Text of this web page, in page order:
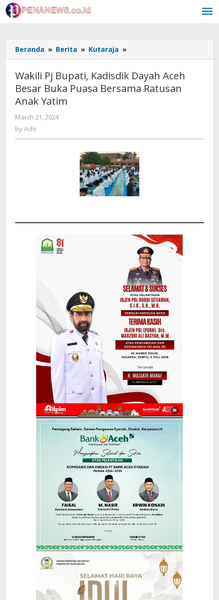
Skip
to
content
Beranda » Berita » Kutaraja »
Pj
Kadisdik
Dayah
Bersama
Ratusan
Anak
Yatim
Wakili Pj Bupati, Kadisdik Dayah Aceh
Besar Buka Puasa Bersama Ratusan
Anak Yatim
March 21, 2024
byAchi